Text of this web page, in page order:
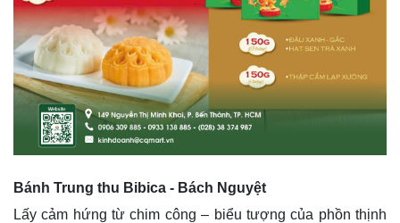
Bánh Trung thu Bibica - Bách Nguyệt
Lấy cảm hứng từ chim công – biểu tượng của phồn thịnh